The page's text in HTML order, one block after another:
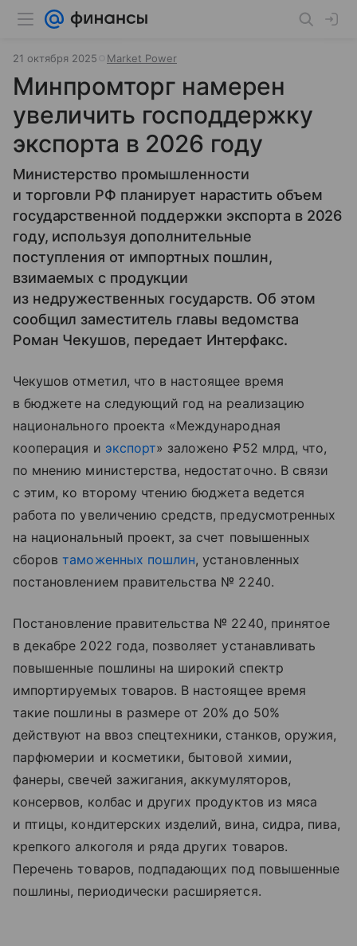
21 октября 2025 Market Power
Минпромторг намерен
увеличить господдержку
экспорта в 2026 году
Министерство промышленности
и торговли РФ планирует нарастить объем
государственной поддержки экспорта в 2026
году, используя дополнительные
поступления от импортных пошлин,
взимаемых с продукции
из недружественных государств. Об этом
сообщил заместитель главы ведомства
Роман Чекушов, передает Интерфакс.
Чекушов отметил, что в настоящее время
в бюджете на следующий год на реализацию
национального проекта «Международная
кооперация и экспорт» заложено ₽52 млрд, что,
по мнению министерства, недостаточно. В связи
с этим, ко второму чтению бюджета ведется
работа по увеличению средств, предусмотренных
на национальный проект, за счет повышенных
сборовтаможенных пошлин, установленных
постановлением правительства № 2240.
Постановление правительства № 2240, принятое
в декабре 2022 года, позволяет устанавливать
повышенные пошлины на широкий спектр
импортируемых товаров. В настоящее время
такие пошлины в размере от 20% до 50%
действуют на ввоз спецтехники, станков, оружия,
парфюмерии и косметики, бытовой химии,
фанеры, свечей зажигания, аккумуляторов,
консервов, колбас и других продуктов из мяса
и птицы, кондитерских изделий, вина, сидра, пива,
крепкого алкоголя и ряда других товаров.
Перечень товаров, подпадающих под повышенные
пошлины, периодически расширяется.